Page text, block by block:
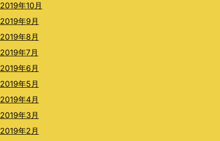
2019年10月
2019年9月
2019年8月
2019年7月
2019年6月
2019年5月
2019年4月
2019年3月
2019年2月